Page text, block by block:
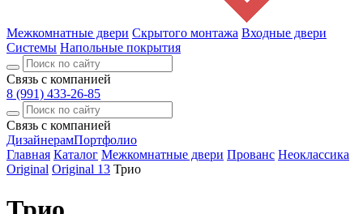
Межкомнатные двери Скрытого монтажа Входные двери
Системы Напольные покрытия
Связь с компанией
8 (991) 433-26-85
Связь с компанией
ДизайнерамПортфолио
Главная Каталог Межкомнатные двери Прованс Неоклассика
Original Original 13 Трио